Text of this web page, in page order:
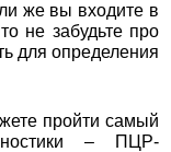
же вы входите в
не забудьте про
для определения
пройти самый
– ПЦР-